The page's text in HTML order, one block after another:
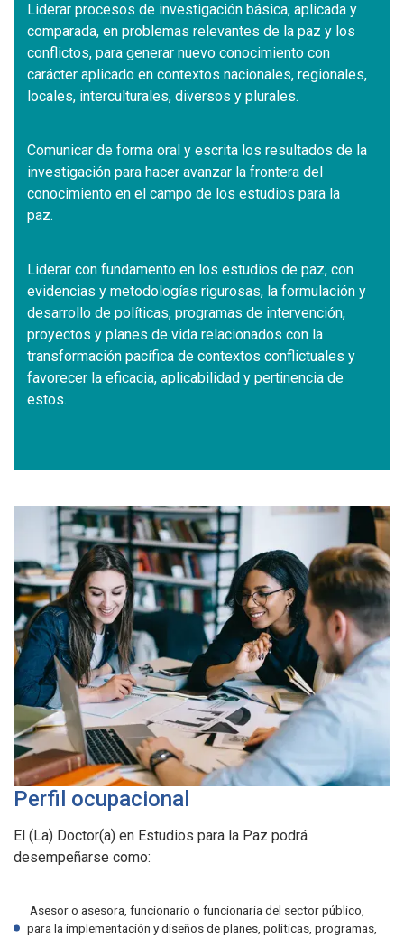
Liderar procesos de investigación básica, aplicada y
comparada, en problemas relevantes de la paz y los
conflictos, para generar nuevo conocimiento con
carácter aplicado en contextos nacionales, regionales,
locales, interculturales, diversos y plurales.
Comunicar de forma oral y escrita los resultados de la
investigación para hacer avanzar la frontera del
conocimiento en el campo de los estudios para la
paz.
Liderar con fundamento en los estudios de paz, con
evidencias y metodologías rigurosas, la formulación y
desarrollo de políticas, programas de intervención,
proyectos y planes de vida relacionados con la
transformación pacífica de contextos conflictuales y
favorecer la eficacia, aplicabilidad y pertinencia de
estos.
Perfil ocupacional
El (La) Doctor(a) en Estudios para la Paz podrá
desempeñarse como:
Asesor o asesora, funcionario o funcionaria del sector público,
para la implementación y diseños de planes, políticas, programas,